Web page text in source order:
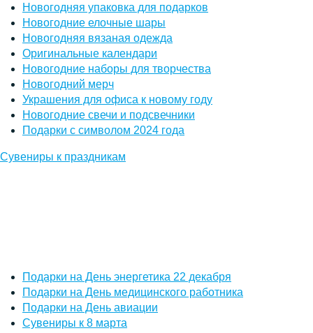
Новогодняя упаковка для подарков
Новогодние елочные шары
Новогодняя вязаная одежда
Оригинальные календари
Новогодние наборы для творчества
Новогодний мерч
Украшения для офиса к новому году
Новогодние свечи и подсвечники
Подарки с символом 2024 года
Сувениры к праздникам
Подарки на День энергетика 22 декабря
Подарки на День медицинского работника
Подарки на День авиации
Сувениры к 8 марта